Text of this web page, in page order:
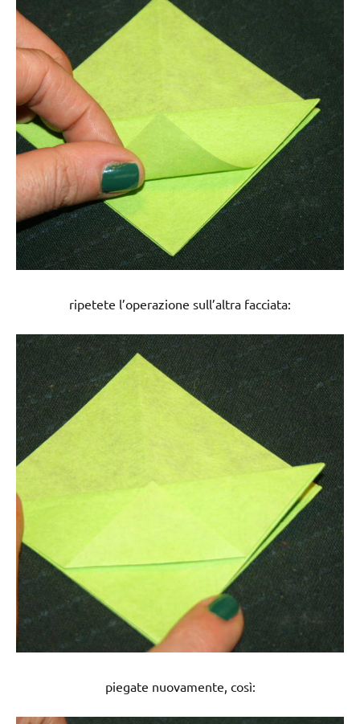
ripetete l’operazione sull’altra facciata:
piegate nuovamente, così: